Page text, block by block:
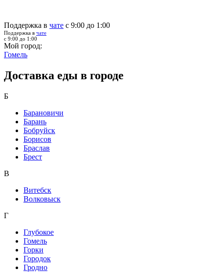
Поддержка в чате с 9:00 до 1:00
Поддержка в чате
с 9:00 до 1:00
Мой город:
Гомель
Доставка еды в городе
Б
Барановичи
Барань
Бобруйск
Борисов
Браслав
Брест
В
Витебск
Волковыск
Г
Глубокое
Гомель
Горки
Городок
Гродно